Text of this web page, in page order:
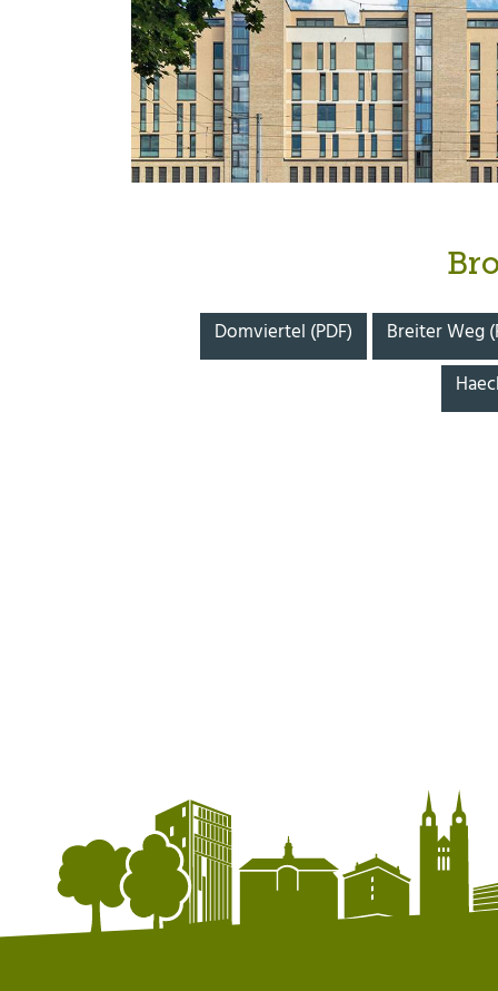
Domviertel (PDF) Breiter Weg